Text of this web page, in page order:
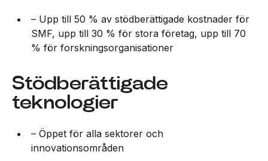
– Upp till 50 % av stödberättigade kostnader för
SMF, upp till 30 % för stora företag, upp till 70
% för forskningsorganisationer
Stödberättigade
teknologier
– Öppet för alla sektorer och
innovationsområden